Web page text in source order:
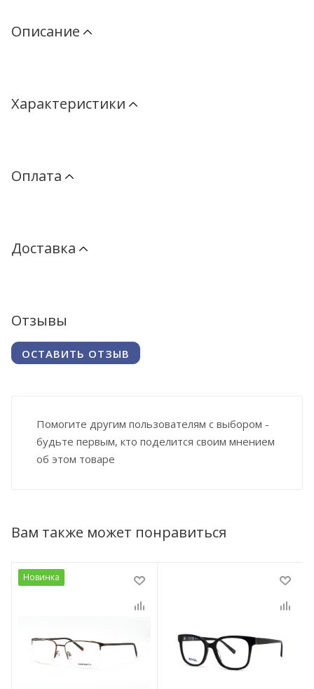
Описание
Характеристики
Оплата
Доставка
Отзывы
ОСТАВИТЬ ОТЗЫВ
Помогите другим пользователям с выбором -
будьте первым, кто поделится своим мнением
об этом товаре
Вам также может понравиться
Новинка